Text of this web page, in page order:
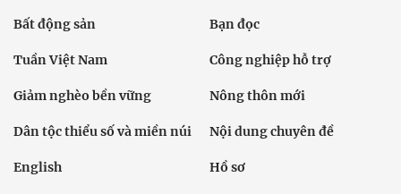
Bất động sản Bạn đọc
Tuần Việt Nam Công nghiệp hỗ trợ
Giảm nghèo bền vững Nông thôn mới
Dân tộc thiểu số và miền núi Nội dung chuyên đề
English Hồ sơ